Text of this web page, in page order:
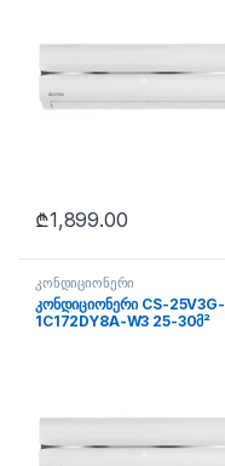
₾1,899.00
კონდიციონერი
კონდიციონერი CS-25V3G-
1C172DY8A-W3 25-30მ²